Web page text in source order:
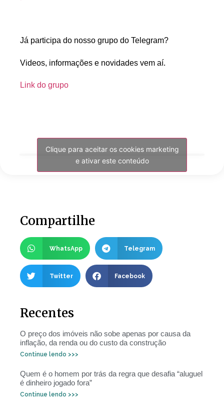
Já participa do nosso grupo do Telegram?
Videos, informações e novidades vem aí.
Link do grupo
Clique para aceitar os cookies marketing
e ativar este conteúdo
Compartilhe
WhatsApp Telegram
Twitter Facebook
Recentes
O preço dos imóveis não sobe apenas por causa da
inflação, da renda ou do custo da construção
Continue lendo >>>
Quem é o homem por trás da regra que desafia “aluguel
é dinheiro jogado fora”
Continue lendo >>>